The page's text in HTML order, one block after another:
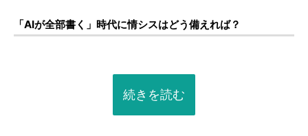
「AIが全部書く」時代に情シスはどう備えれば？
続きを読む